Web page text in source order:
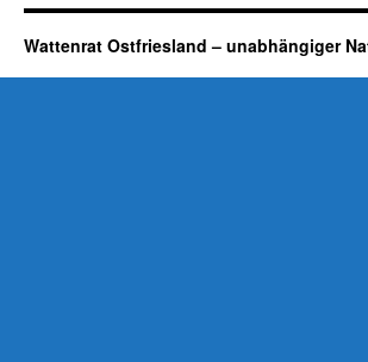
Wattenrat Ostfriesland – unabhängiger